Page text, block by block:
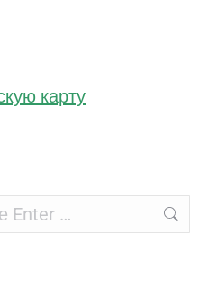
карту